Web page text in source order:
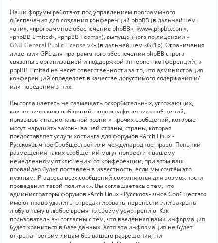
Наши форумы работают под управлением программного
обеспечения для создания конференций phpBB (в дальнейшем
«они», «программное обеспечение phpBB», «www.phpbb.com»,
«phpBB Limited», «phpBB Teams»), выпущенного по лицензии «
GNU General Public License v2» (в дальнейшем «GPL»). Ограничения
лицензии GPL для программного обеспечения phpBB строго
связаны с организацией и поддержкой интернет-конференций, и
phpBB Limited не несёт ответственности за то, что администрация
конференций определяет в качестве допустимого содержания и/
или поведения в них.
Вы соглашаетесь не размещать оскорбительных, угрожающих,
клеветнических сообщений, порнографических сообщений,
призывов к национальной розни и прочих сообщений, которые
могут нарушить законы вашей страны, страны, которая
предоставляет услуги хостинга для форумов «Arch Linux -
Русскоязычное Сообщество» или международное право. Попытки
размещения таких сообщений могут привести к вашему
немедленному отключению от конференции, при этом ваш
провайдер будет поставлен в известность, если мы сочтём это
нужным. IP-адреса всех сообщений сохраняются для возможности
проведения такой политики. Вы соглашаетесь с тем, что
администраторы форумов «Arch Linux - Русскоязычное Сообщество»
имеют право удалить, отредактировать, перенести или закрыть
любую тему в любое время по своему усмотрению. Как
пользователь вы согласны с тем, что введённая вами информация
будет храниться в базе данных. Хотя эта информация не будет
открыта третьим лицам без вашего разрешения, ни